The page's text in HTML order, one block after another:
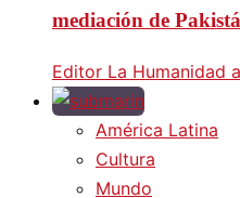
mediación de
Editor La Humanidad
América Latina
Cultura
Mundo